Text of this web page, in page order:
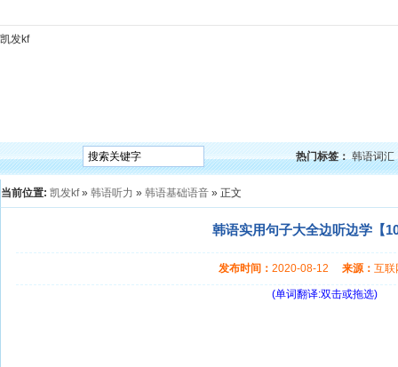
凯发kf
热门标签： 韩语词汇
当前位置: 凯发kf» 韩语听力 » 韩语基础语音 » 正文
韩语实用句子大全边听边学【
发布时间： 2020-08-12 来源： 互
(单词翻译:双击或拖选)